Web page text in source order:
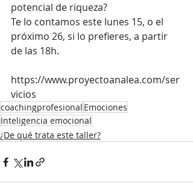
potencial de riqueza?
Te lo contamos este lunes 15, o el
próximo 26, si lo prefieres, a partir
de las 18h.
https://www.proyectoanalea.com/ser
vicios
coachingprofesional Emociones
Inteligencia emocional
¿De qué trata este taller?